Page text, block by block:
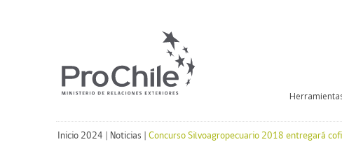
Inicio 2024 Noticias Concurso Silvoagropecuario 2018 entregará